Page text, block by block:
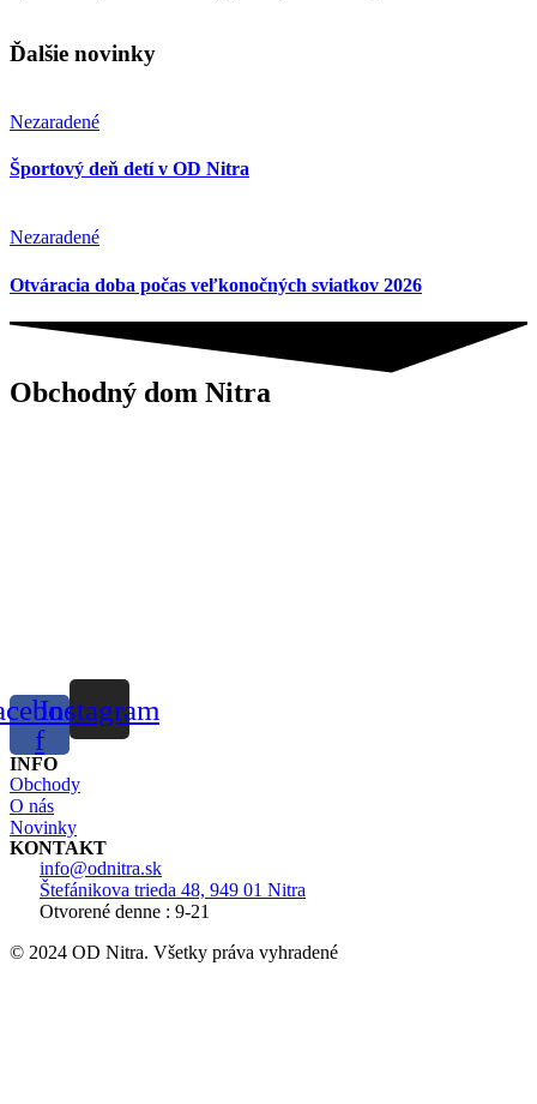
Ďalšie novinky
Nezaradené
Športový deň detí v OD Nitra
Nezaradené
Otváracia doba počas veľkonočných sviatkov 2026
Obchodný dom Nitra
f
Instagram
INFO
Obchody
O nás
Novinky
KONTAKT
info@odnitra.sk
Štefánikova trieda 48, 949 01 Nitra
Otvorené denne : 9-21
© 2024 OD Nitra. Všetky práva vyhradené